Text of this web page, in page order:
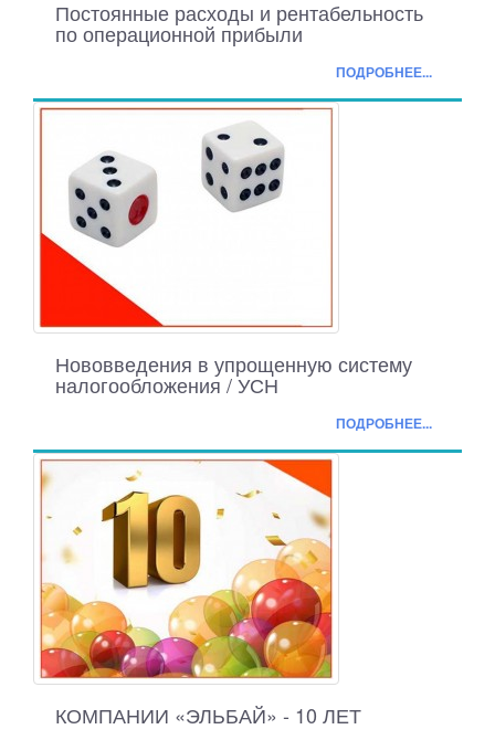
Постоянные расходы и рентабельность
по операционной прибыли
ПОДРОБНЕЕ...
Нововведения в упрощенную систему
налогообложения / УСН
ПОДРОБНЕЕ...
КОМПАНИИ «ЭЛЬБАЙ» - 10 ЛЕТ